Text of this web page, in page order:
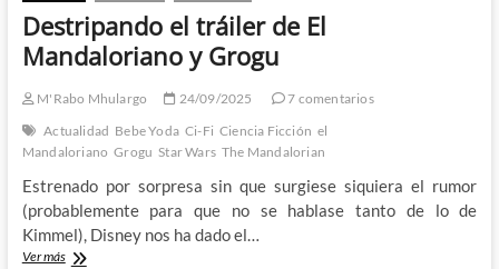
Destripando el tráiler de El
Mandaloriano y Grogu
M'Rabo Mhulargo 24/09/2025
7 comentarios
Actualidad Bebe Yoda Ci-Fi Ciencia Ficción el
Mandaloriano Grogu Star Wars The Mandalorian
Estrenado por sorpresa sin que surgiese siquiera el rumor
(probablemente para que no se hablase tanto de lo de
Kimmel), Disney nos ha dado el…
Ver másDestripando